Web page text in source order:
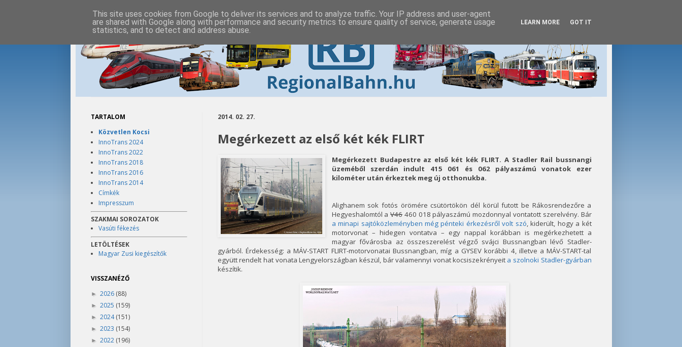
2014. 02. 27.
Megérkezett az első két kék FLIRT
Megérkezett Budapestre az első két kék FLIRT. A Stadler Rail bussnangi
üzeméből szerdán indult 415 061 és 062 pályaszámú vonatok ezer
kilométer után érkeztek meg új otthonukba.
Alighanem sok fotós örömére csütörtökön dél körül futott be Rákosrendezőre a
Hegyeshalomtól aV46460 018 pályaszámú mozdonnyal vontatott szerelvény. Bár
a minapi sajtóközleményben még pénteki érkezésről volt szó, kiderült, hogy a két
motorvonat – hidegen vontatva – egy nappal korábban is megérkezhetett a
magyar fővárosba az összeszerelést végző svájci Bussnangban lévő Stadler-
gyárból. Érdekesség: a MÁV-START FLIRT-motorvonatai Bussnangban, míg a GYSEV korábbi 4, illetve a MÁV-START-tal
együtt rendelt hat vonata Lengyelországban készül, bár valamennyi vonat kocsiszekrényeit a szolnoki Stadler-gyárban
készítik.
TARTALOM
Közvetlen Kocsi
InnoTrans 2024
InnoTrans 2022
InnoTrans 2018
InnoTrans 2016
InnoTrans 2014
Címkék
Impresszum
SZAKMAI SOROZATOK
Vasúti fékezés
LETÖLTÉSEK
Magyar Zusi kiegészítők
VISSZANÉZŐ
► 2026 (88)
► 2025 (159)
► 2024(151)
► 2023 (154)
► 2022 (196)
This site uses cookies from Google to deliver its services and to analyze traffic. Your IP address and user-agent
are shared with Google along with performance and security metrics to ensure quality of service, generate usage
statistics, and to detect and address abuse.
LEARN MORE GOT IT